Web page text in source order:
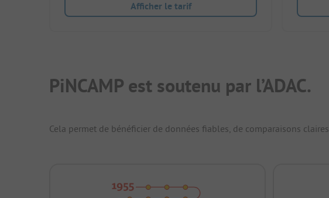
Afficher le tarif
PiNCAMP est soutenu par l’ADAC.
Cela permet de bénéficier de données fiables, de comparaisons